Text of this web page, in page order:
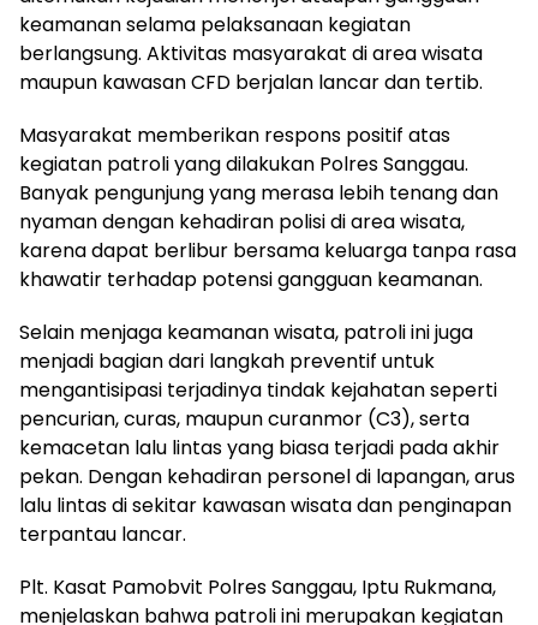
keamanan selama pelaksanaan kegiatan
berlangsung. Aktivitas masyarakat di area wisata
maupun kawasan CFD berjalan lancar dan tertib.
Masyarakat memberikan respons positif atas
kegiatan patroli yang dilakukan Polres Sanggau.
Banyak pengunjung yang merasa lebih tenang dan
nyaman dengan kehadiran polisi di area wisata,
karena dapat berlibur bersama keluarga tanpa rasa
khawatir terhadap potensi gangguan keamanan.
Selain menjaga keamanan wisata, patroli ini juga
menjadi bagian dari langkah preventif untuk
mengantisipasi terjadinya tindak kejahatan seperti
pencurian, curas, maupun curanmor (C3), serta
kemacetan lalu lintas yang biasa terjadi pada akhir
pekan. Dengan kehadiran personel di lapangan, arus
lalu lintas di sekitar kawasan wisata dan penginapan
terpantau lancar.
Plt. Kasat Pamobvit Polres Sanggau, Iptu Rukmana,
menjelaskan bahwa patroli ini merupakan kegiatan